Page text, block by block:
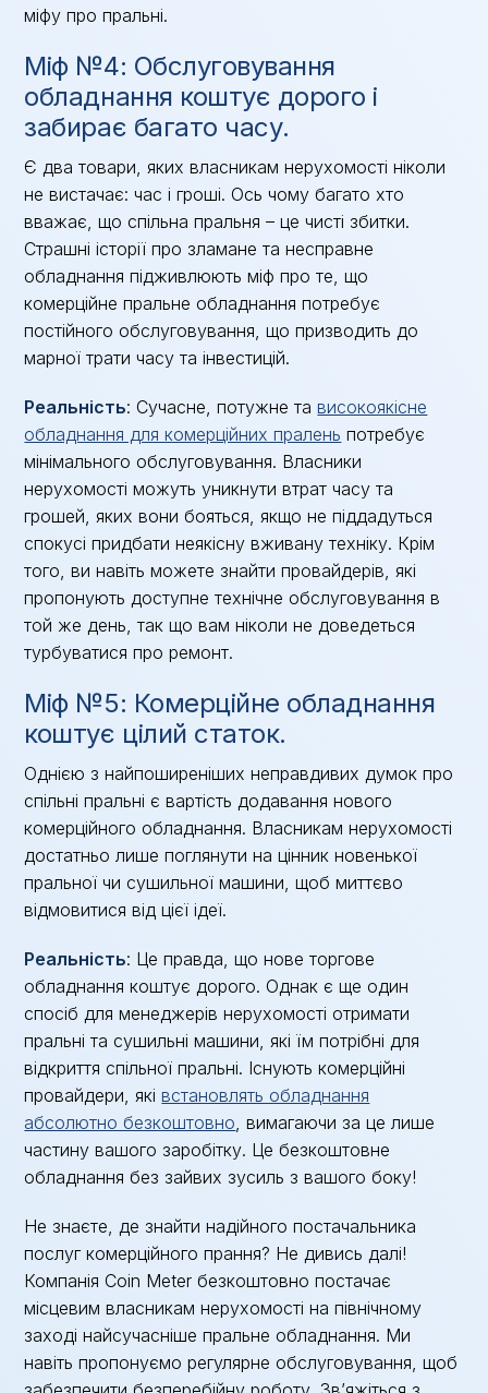
міфу про пральні.
Міф №4: Обслуговування
обладнання коштує дорого і
забирає багато часу.
Є два товари, яких власникам нерухомості ніколи
не вистачає: час і гроші. Ось чому багато хто
вважає, що спільна пральня – це чисті збитки.
Страшні історії про зламане та несправне
обладнання підживлюють міф про те, що
комерційне пральне обладнання потребує
постійного обслуговування, що призводить до
марної трати часу та інвестицій.
Реальність: Сучасне, потужне тависокоякісне
обладнання для комерційних пралень потребує
мінімального обслуговування. Власники
нерухомості можуть уникнути втрат часу та
грошей, яких вони бояться, якщо не піддадуться
спокусі придбати неякісну вживану техніку. Крім
того, ви навіть можете знайти провайдерів, які
пропонують доступне технічне обслуговування в
той же день, так що вам ніколи не доведеться
турбуватися про ремонт.
Міф №5: Комерційне обладнання
коштує цілий статок.
Однією з найпоширеніших неправдивих думок про
спільні пральні є вартість додавання нового
комерційного обладнання. Власникам нерухомості
достатньо лише поглянути на цінник новенької
пральної чи сушильної машини, щоб миттєво
відмовитися від цієї ідеї.
Реальність: Це правда, що нове торгове
обладнання коштує дорого. Однак є ще один
спосіб для менеджерів нерухомості отримати
пральні та сушильні машини, які їм потрібні для
відкриття спільної пральні. Існують комерційні
провайдери, яківстановлять обладнання
абсолютно безкоштовно , вимагаючи за це лише
частину вашого заробітку. Це безкоштовне
обладнання без зайвих зусиль з вашого боку!
Не знаєте, де знайти надійного постачальника
послуг комерційного прання? Не дивись далі!
Компанія Coin Meter безкоштовно постачає
місцевим власникам нерухомості на північному
заході найсучасніше пральне обладнання. Ми
навіть пропонуємо регулярне обслуговування, щоб